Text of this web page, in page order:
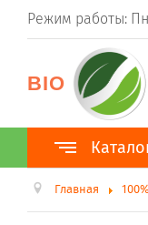
Режим работы:
BIO
Главная